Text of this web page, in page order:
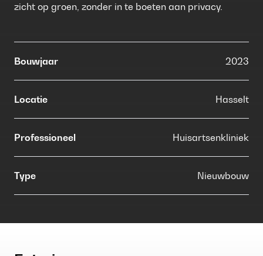
zicht op groen, zonder in te boeten aan privacy.
Bouwjaar 2023
Locatie Hasselt
Professioneel Huisartsenkliniek
Type Nieuwbouw